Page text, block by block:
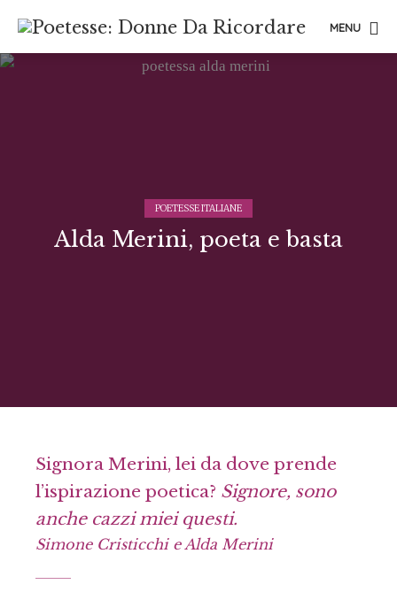
MENU
POETESSE ITALIANE
Alda Merini, poeta e basta
Signora Merini, lei da dove prende
l’ispirazione poetica? Signore, sono
anche cazzi miei questi.
Simone Cristicchi e Alda Merini